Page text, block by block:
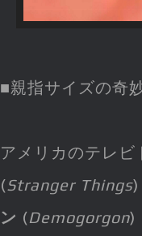
■親指サイズの奇
アメリカのテレビ
(Stranger Things)
ン (Demogorgon)